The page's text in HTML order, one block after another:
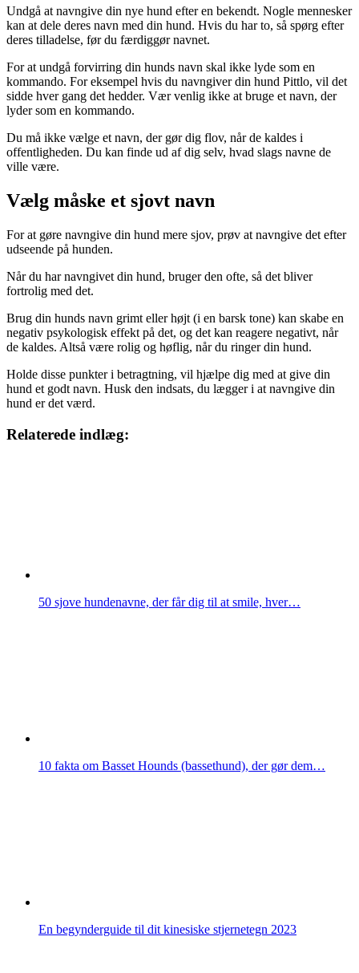
Undgå at navngive din nye hund efter en bekendt. Nogle mennesker
kan at dele deres navn med din hund. Hvis du har to, så spørg efter
deres tilladelse, før du færdiggør navnet.
For at undgå forvirring din hunds navn skal ikke lyde som en
kommando. For eksempel hvis du navngiver din hund Pittlo, vil det
sidde hver gang det hedder. Vær venlig ikke at bruge et navn, der
lyder som en kommando.
Du må ikke vælge et navn, der gør dig flov, når de kaldes i
offentligheden. Du kan finde ud af dig selv, hvad slags navne de
ville være.
Vælg måske et sjovt navn
For at gøre navngive din hund mere sjov, prøv at navngive det efter
udseende på hunden.
Når du har navngivet din hund, bruger den ofte, så det bliver
fortrolig med det.
Brug din hunds navn grimt eller højt (i en barsk tone) kan skabe en
negativ psykologisk effekt på det, og det kan reagere negativt, når
de kaldes. Altså være rolig og høflig, når du ringer din hund.
Holde disse punkter i betragtning, vil hjælpe dig med at give din
hund et godt navn. Husk den indsats, du lægger i at navngive din
hund er det værd.
Relaterede indlæg:
50 sjove hundenavne, der får dig til at smile, hver…
10 fakta om Basset Hounds (bassethund), der gør dem…
En begynderguide til dit kinesiske stjernetegn 2023